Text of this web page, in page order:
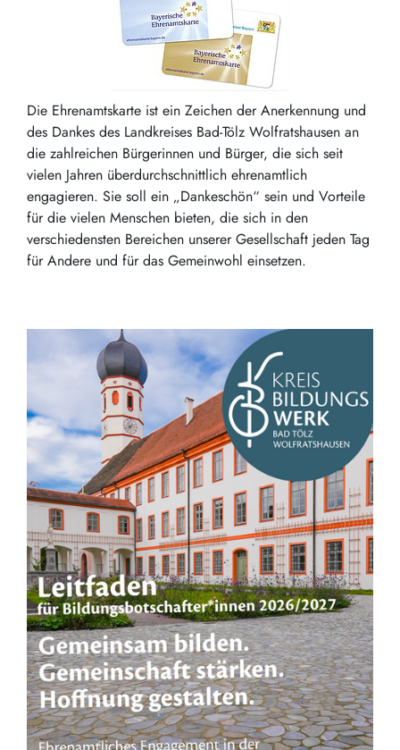
Die Ehrenamtskarte ist ein Zeichen der Anerkennung und
des Dankes des Landkreises Bad-Tölz Wolfratshausen an
die zahlreichen Bürgerinnen und Bürger, die sich seit
vielen Jahren überdurchschnittlich ehrenamtlich
engagieren. Sie soll ein „Dankeschön“ sein und Vorteile
für die vielen Menschen bieten, die sich in den
verschiedensten Bereichen unserer Gesellschaft jeden Tag
für Andere und für das Gemeinwohl einsetzen.